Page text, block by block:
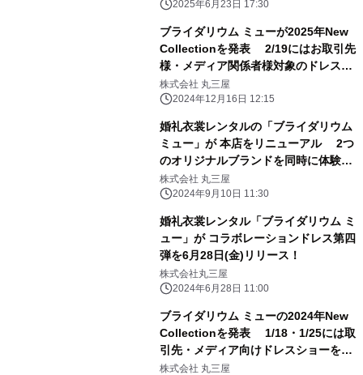
に解禁！
2025年6月23日 17:30
ブライダリウム ミューが2025年New
Collectionを発表 2/19にはお取引先
様・メディア関係者様対象のドレスシ
ョーを開催
株式会社 丸三屋
2024年12月16日 12:15
婚礼衣裳レンタルの「ブライダリウム
ミュー」が 本店をリニューアル 2つ
のオリジナルブランドを同時に体験可
能な新空間へ
株式会社 丸三屋
2024年9月10日 11:30
婚礼衣裳レンタル「ブライダリウム ミ
ュー」が コラボレーションドレス第四
弾を6月28日(金)リリース！
株式会社丸三屋
2024年6月28日 11:00
ブライダリウム ミューの2024年New
Collectionを発表 1/18・1/25には取
引先・メディア向けドレスショーを開
催
株式会社 丸三屋